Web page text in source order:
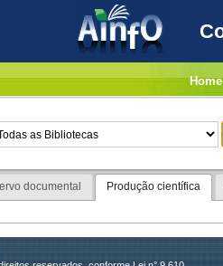
Home
documental Produção científica